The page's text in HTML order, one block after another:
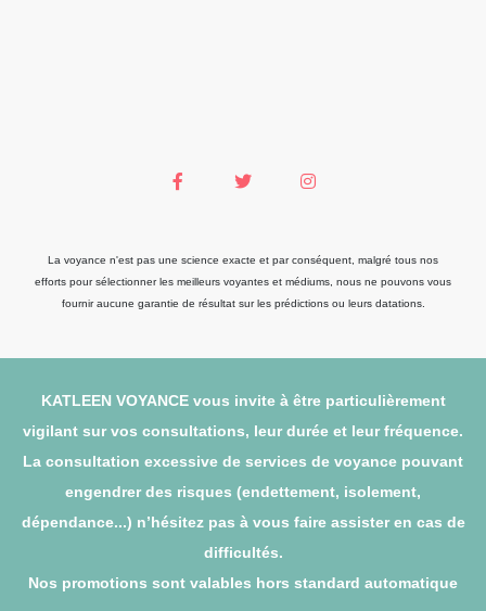
La voyance n'est pas une science exacte et par conséquent, malgré tous nos
efforts pour sélectionner les meilleurs voyantes et médiums, nous ne pouvons vous
fournir aucune garantie de résultat sur les prédictions ou leurs datations.
KATLEEN VOYANCE vous invite à être particulièrement
vigilant sur vos consultations, leur durée et leur fréquence.
La consultation excessive de services de voyance pouvant
engendrer des risques (endettement, isolement,
dépendance...) n’hésitez pas à vous faire assister en cas de
difficultés.
Nos promotions sont valables hors standard automatique